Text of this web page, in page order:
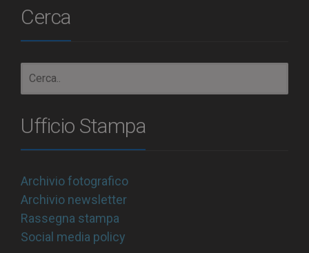
Cerca
Ufficio Stampa
Archivio fotografico
Archivio newsletter
Rassegna stampa
Social media policy